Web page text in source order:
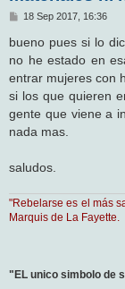
M
n
s
a
e
18 Sep 2017, 16:36
bueno pues si lo
no he estado en
entrar mujeres con
si los que quieren
gente que viene a
nada mas.
saludos.
"Rebelarse es el más
Marquis de La Fayette.
"EL unico simbolo de